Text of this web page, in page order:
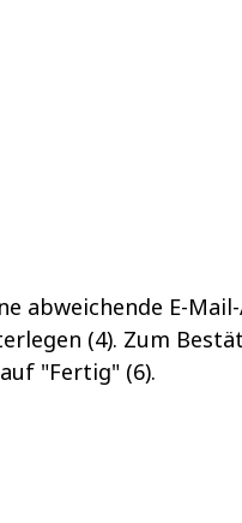
abweichende E-
(4). Zum
"Fertig" (6).